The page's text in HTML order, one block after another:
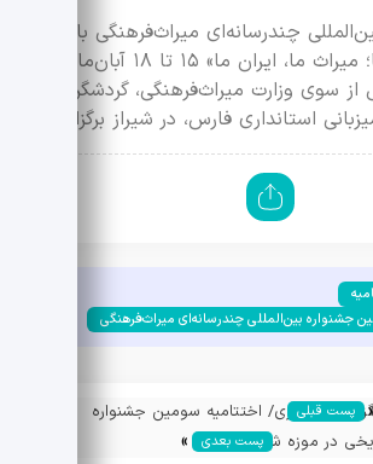
چندرسانه‌ای میراث‌فرهنگی با شعار
«ایران ما، میراث ما؛ میراث ما، ایران ما» ۱۵ تا ۱۸ آبان‌ماه، به
سوی وزارت میراث‌فرهنگی، گردشگری و
استانداری فارس، در شیراز برگزار شد.
جشنواره بین‌المللی چندرسانه‌ای میراث‌فرهنگی
پست قبلی
تصویری/ اختتامیه سومین جشنواره
بین‌المللی چندرسانه‌ای میراث‌فرهنگی
در موزه شاهچراغ و
پست بعدی »